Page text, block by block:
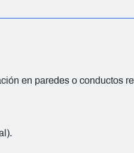
en paredes o conductos